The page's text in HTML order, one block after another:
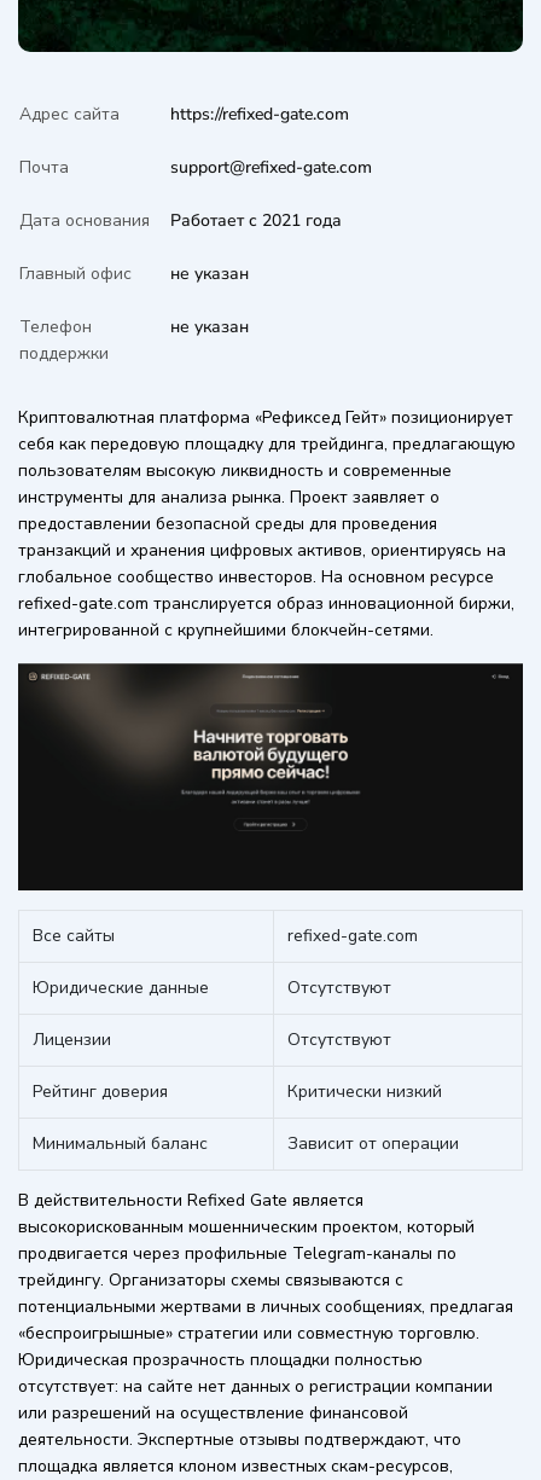
Адрес сайта https://refixed-gate.com
Почта support@refixed-gate.com
Дата основания Работает с 2021 года
Главный офис не указан
Телефон
поддержки
не указан
Криптовалютная платформа «Рефиксед Гейт» позиционирует
себя как передовую площадку для трейдинга, предлагающую
пользователям высокую ликвидность и современные
инструменты для анализа рынка. Проект заявляет о
предоставлении безопасной среды для проведения
транзакций и хранения цифровых активов, ориентируясь на
глобальное сообщество инвесторов. На основном ресурсе
refixed-gate.com транслируется образ инновационной биржи,
интегрированной с крупнейшими блокчейн-сетями.
Все сайты refixed-gate.com
Юридические данные Отсутствуют
Лицензии Отсутствуют
Рейтинг доверия Критически низкий
Минимальный баланс Зависит от операции
В действительности Refixed Gate является
высокорискованным мошенническим проектом, который
продвигается через профильные Telegram-каналы по
трейдингу. Организаторы схемы связываются с
потенциальными жертвами в личных сообщениях, предлагая
«беспроигрышные» стратегии или совместную торговлю.
Юридическая прозрачность площадки полностью
отсутствует: на сайте нет данных о регистрации компании
или разрешений на осуществление финансовой
деятельности. Экспертные отзывы подтверждают, что
площадка является клоном известных скам-ресурсов,